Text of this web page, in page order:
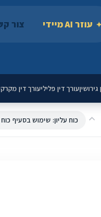
עוזר AI מיידי צור
גירושיןעורך דין פליליעורך דין
כוח עליון: שימוש בסעיף כוח